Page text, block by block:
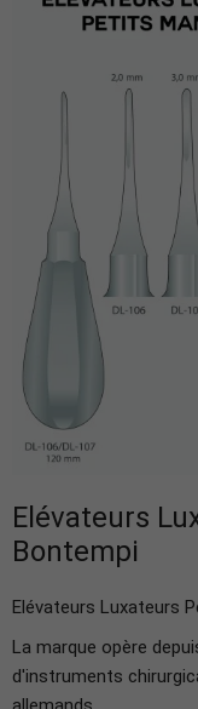
Elévateurs
Bontempi
Elévateurs Luxateurs
La marque opère
d'instruments